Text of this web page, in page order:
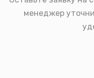
менеджер